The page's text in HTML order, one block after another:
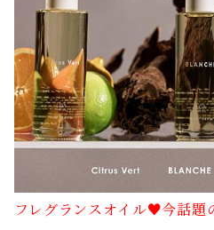
フレグランスオイル♥今話題